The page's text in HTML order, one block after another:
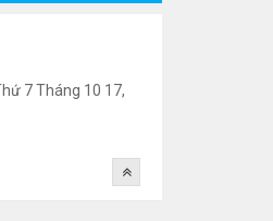
7 Tháng 10 17,